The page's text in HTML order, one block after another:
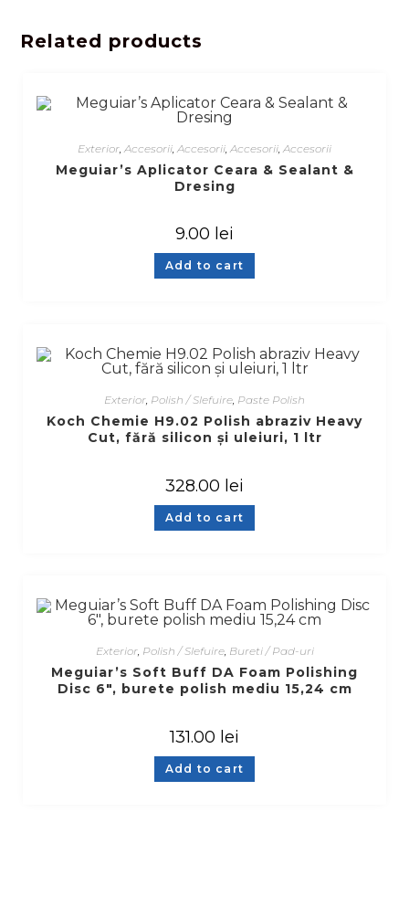
Related products
Exterior Accesorii Accesorii Accesorii Accesorii
Meguiar’s Aplicator Ceara & Sealant &
Dresing
9.00 lei
Add to cart
Exterior Polish / Slefuire Paste Polish
Koch Chemie H9.02 Polish abraziv Heavy
Cut, fără silicon și uleiuri, 1 ltr
328.00 lei
Add to cart
Exterior, Polish / Slefuire, Bureti / Pad-uri
Meguiar’s Soft Buff DA Foam Polishing
Disc 6″, burete polish mediu 15,24 cm
131.00 lei
Add to cart